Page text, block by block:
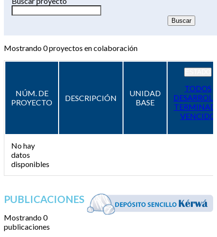
Mostrando0proyectos en colaboración
NÚM. DE
PROYECTO
DESCRIPCIÓN
UNIDAD
BASE
TODOS
VENCIDO
No hay
datos
disponibles
PUBLICACIONES
Mostrando 0
publicaciones